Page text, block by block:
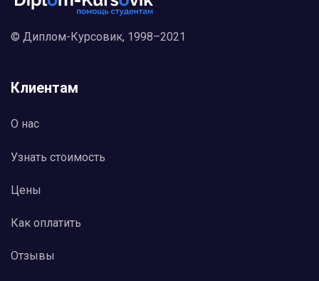
© Диплом-Курсовик, 1998–2021
Клиентам
О нас
Узнать стоимость
Цены
Как оплатить
Отзывы